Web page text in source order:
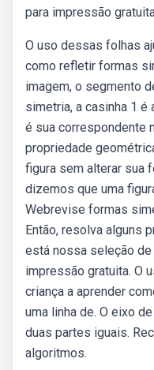
para impressão
O uso dessas folhas
como refletir formas
imagem, o segmento
simetria, a casinha 1 é
é sua correspondente
propriedade
figura sem alterar sua
dizemos que uma
Webrevise formas
Então, resolva alguns
está nossa seleção
impressão gratuita. O
criança a aprender
uma linha de. O eixo
duas partes iguais.
algoritmos.